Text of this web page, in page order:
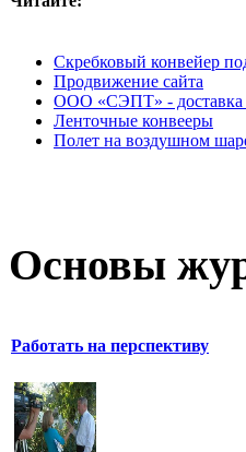
Скребковый конвейер
Продвижение сайта
ООО «СЭПТ» - доставка
Ленточные конвееры
Полет на воздушном
Основы
Работать на перспективу